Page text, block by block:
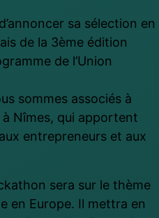
sa sélection en
de la 3ème édition
de l’Union
sommes associés à
Nîmes, qui apportent
entrepreneurs et aux
sera sur le thème
en Europe. Il mettra en